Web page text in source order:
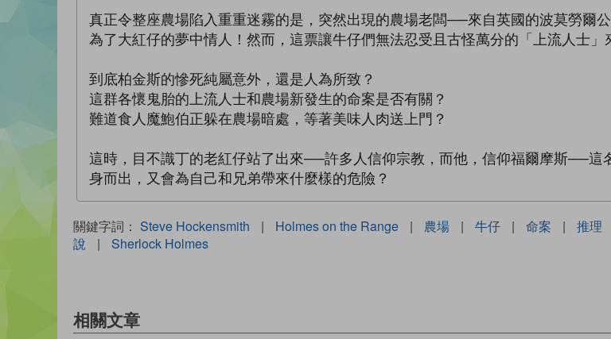
真正令整座農場陷入重重迷霧的是，突然出現的農場老闆──來自英國的波莫勞爾
為了大紅仔的夢中情人！然而，這票讓牛仔們無法忍受且古怪萬分的「上流人士」
到底柏金斯的慘死純屬意外，還是人為所致？
這群各懷鬼胎的上流人士和農場新發生的命案是否有關？
難道食人魔鮑伯正躲在農場暗處，等著美味人肉送上門？
這時，目不識丁的老紅仔站了出來──許多人信仰宗教，而他，信仰福爾摩斯──這
身而出，又會為自己和兄弟帶來什麼樣的危險？
關鍵字詞： Steve Hockensmith | Holmes on the Range | 農場 | 牛仔 | 命案 | 推理
說
| Sherlock Holmes
相關文章